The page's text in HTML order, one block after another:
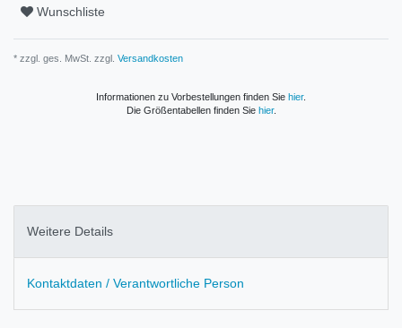
Wunschliste
* zzgl. ges. MwSt. zzgl. Versandkosten
Informationen zu Vorbestellungen finden Sie hier.
Die Größentabellen finden Sie hier.
Weitere Details
Kontaktdaten / Verantwortliche Person